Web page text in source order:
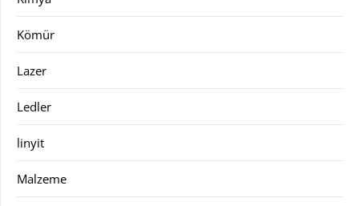
Kömür
Lazer
Ledler
linyit
Malzeme